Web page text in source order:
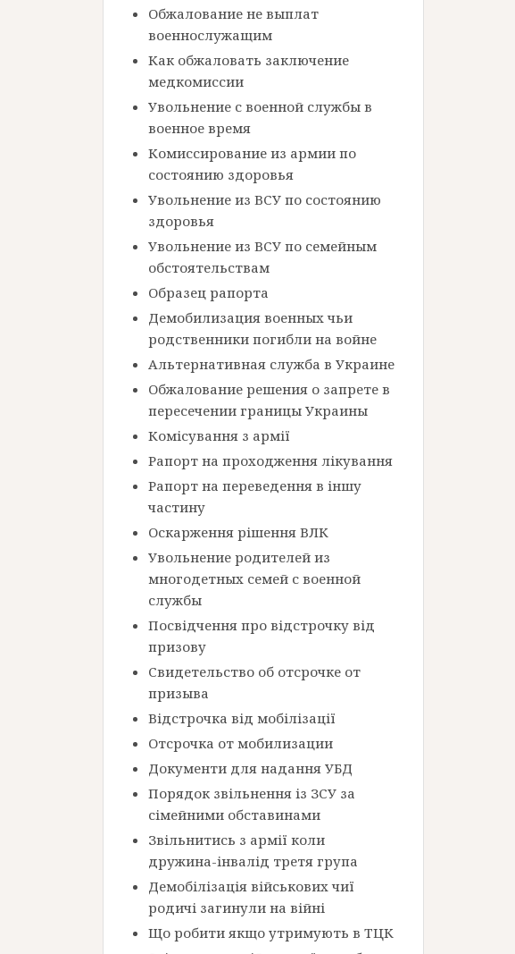
Обжалование не выплат
военнослужащим
Как обжаловать заключение
медкомиссии
Увольнение с военной службы в
военное время
Комиссирование из армии по
состоянию здоровья
Увольнение из ВСУ по состоянию
здоровья
Увольнение из ВСУ по семейным
обстоятельствам
Образец рапорта
Демобилизация военных чьи
родственники погибли на войне
Альтернативная служба в Украине
Обжалование решения о запрете в
пересечении границы Украины
Комісування з армії
Рапорт на проходження лікування
Рапорт на переведення в іншу
частину
Оскарження рішення ВЛК
Увольнение родителей из
многодетных семей с военной
службы
Посвідчення про відстрочку від
призову
Свидетельство об отсрочке от
призыва
Відстрочка від мобілізації
Отсрочка от мобилизации
Документи для надання УБД
Порядок звільнення із ЗСУ за
сімейними обставинами
Звільнитись з армії коли
дружина-інвалід третя група
Демобілізація військових чиї
родичі загинули на війні
Що робити якщо утримують в ТЦК